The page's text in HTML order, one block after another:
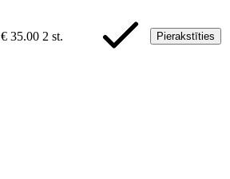
€ 35.00 2 st. Pierakstīties